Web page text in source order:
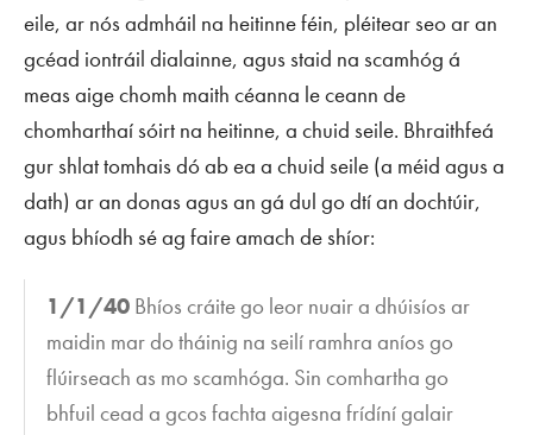
eile, ar nós admháil na heitinne féin, pléitear seo ar an
gcéad iontráil dialainne, agus staid na scamhóg á
meas aige chomh maith céanna le ceann de
chomharthaí sóirt na heitinne, a chuid seile. Bhraithfeá
gur shlat tomhais dó ab ea a chuid seile (a méid agus a
dath) ar an donas agus an gá dul go dtí an dochtúir,
agus bhíodh sé ag faire amach de shíor:
1/1/40 Bhíos cráite go leor nuair a dhúisíos ar
maidin mar do tháinig na seilí ramhra aníos go
flúirseach as mo scamhóga. Sin comhartha go
bhfuil cead a gcos fachta aigesna frídíní galair